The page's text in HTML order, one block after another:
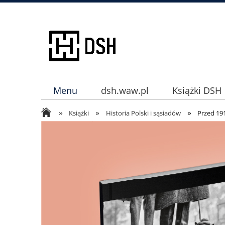
Menu dsh.waw.pl
Książki DSH
Instagram
» Książki » Historia Polski i sąsiadów » Przed